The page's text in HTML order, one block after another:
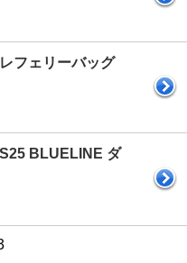
フェリーバッグ
BLUELINE ダ